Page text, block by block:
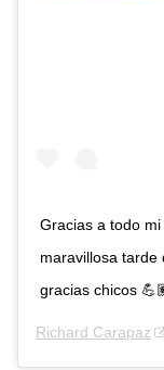
Gracias a todo
maravillosa
gracias chicos
Richard Carapaz